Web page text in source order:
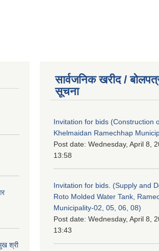
श्री
सार्वजनिक खरीद /
सूचना
Invitation for bids (Construction
Khelmaidan Ramechhap
Post date: Wednesday, April 8,
13:58
Invitation for bids. (Supply and
Roto Molded Water Tank,
Municipality-02, 05, 06, 08)
Post date: Wednesday, April 8,
13:43